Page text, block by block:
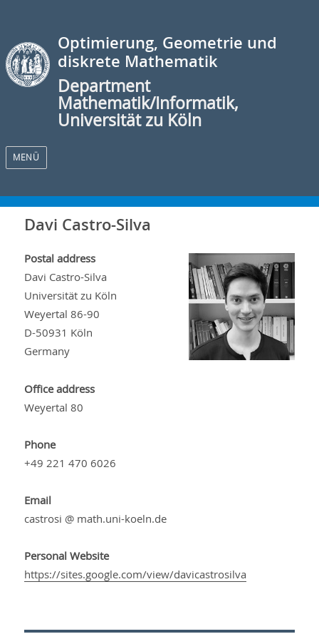
Optimierung, Geometrie und
diskrete Mathematik
Department
Mathematik/Informatik,
Universität zu Köln
MENÜ
Davi Castro-Silva
Postal address
Davi Castro-Silva
Universität zu Köln
Weyertal 86-90
D-50931 Köln
Germany
Office address
Weyertal 80
Phone
+49 221 470 6026
Email
castrosi @ math.uni-koeln.de
Personal Website
https://sites.google.com/view/davicastrosilva